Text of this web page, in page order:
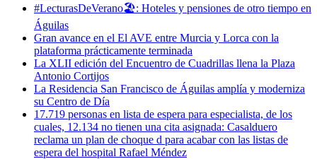
#LecturasDeVerano🏖: Hoteles y pensiones de otro tiempo en
Águilas
Gran avance en el El AVE entre Murcia y Lorca con la
plataforma prácticamente terminada
La XLII edición del Encuentro de Cuadrillas llena la Plaza
Antonio Cortijos
La Residencia San Francisco de Águilas amplía y moderniza
su Centro de Día
17.719 personas en lista de espera para especialista, de los
cuales, 12.134 no tienen una cita asignada: Casalduero
reclama un plan de choque d para acabar con las listas de
espera del hospital Rafael Méndez